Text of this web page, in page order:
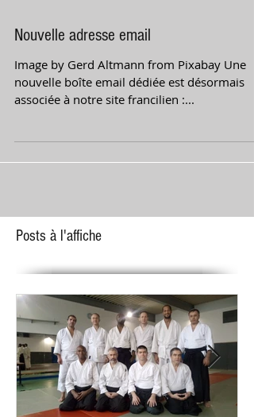
Nouvelle adresse email
Image by Gerd Altmann from Pixabay Une
associée à notre site francilien :...
Posts à l'affiche